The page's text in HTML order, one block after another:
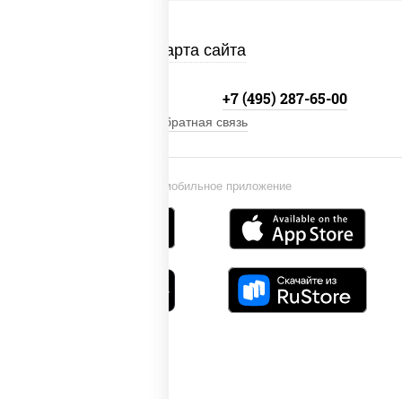
Карта сайта
Установи мобильное приложение
+7 (495) 287-65-00
Обратная связь